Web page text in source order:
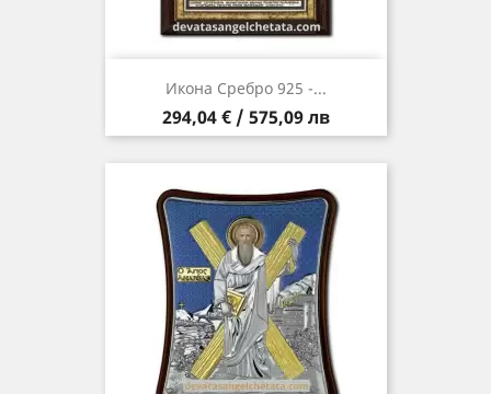
Икона Сребро 925 -...
Цена
294,04 € / 575,09 лв